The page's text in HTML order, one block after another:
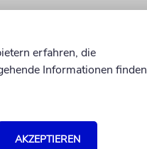
zu 70
kontrollieren. Auch
ist dagegen nicht
erfahren, die
Informationen finden
AKZEPTIEREN